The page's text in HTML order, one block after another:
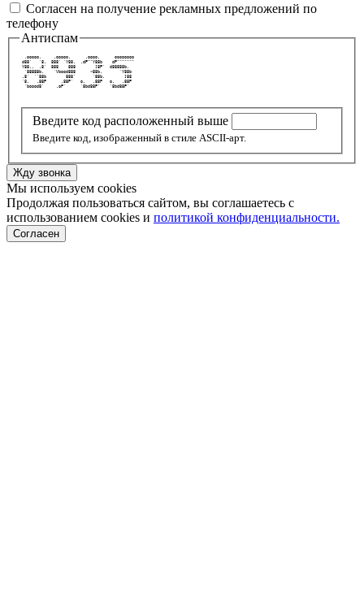
Согласен на получение рекламных предложений по
телефону
Антиспам
  .ooooo.     .ooooo.      .oooo.      oooooooo
d88'   `8.  888' `Y88.  .dP""Y88b    dP"""""""
Y88..  .8'  888    888        ]8P'  d88888b.
  `88888b.    `Vbood888      <88b.       `Y88b
.8'  ``88b        888'       `88b.        ]88
`8.   .88P      .88P'   o.   .88P   o.   .88P
  `boood8'     .oP'      `8bd88P'    `8bd88P'
Введите код расположенный выше
Введите код, изображенный в стиле ASCII-арт.
Жду звонка
Мы используем cookies
Продолжая пользоваться сайтом, вы соглашаетесь с
использованием cookies и политикой конфиденциальности.
Согласен